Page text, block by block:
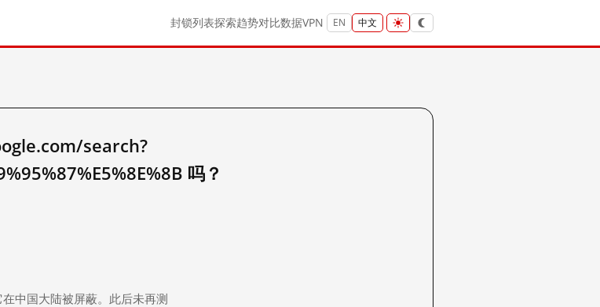
封锁列表探索趋势对比数据VPN EN 中文
search?
吗？
中国大陆被屏蔽。此后未再测